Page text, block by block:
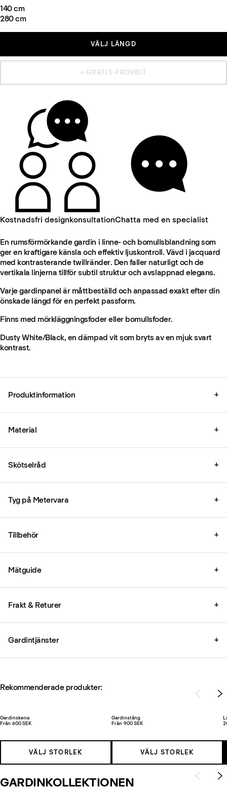
140 cm
280 cm
VÄLJ LÄNGD
+ GRATIS PROVBIT
Kostnadsfri designkonsultationChatta med en specialist
En rumsförmörkande gardin i linne- och bomullsblandning som
ger en kraftigare känsla och effektiv ljuskontroll. Vävd i jacquard
med kontrasterande twillränder. Den faller naturligt och de
vertikala linjerna tillför subtil struktur och avslappnad elegans.
Varje gardinpanel är måttbeställd och anpassad exakt efter din
önskade längd för en perfekt passform.
Finns med mörkläggningsfoder eller bomullsfoder.
Dusty White/Black, en dämpad vit som bryts av en mjuk svart
kontrast.
Produktinformation +
Material +
Skötselråd +
Tyg på Metervara +
Tillbehör +
Mätguide +
Frakt & Returer +
Gardintjänster +
Rekommenderade produkter:
Gardinskena
Från 600 SEK
VÄLJ STORLEK
Gardinstång
Från 900 SEK
VÄLJ STORLEK
GARDINKOLLEKTIONEN